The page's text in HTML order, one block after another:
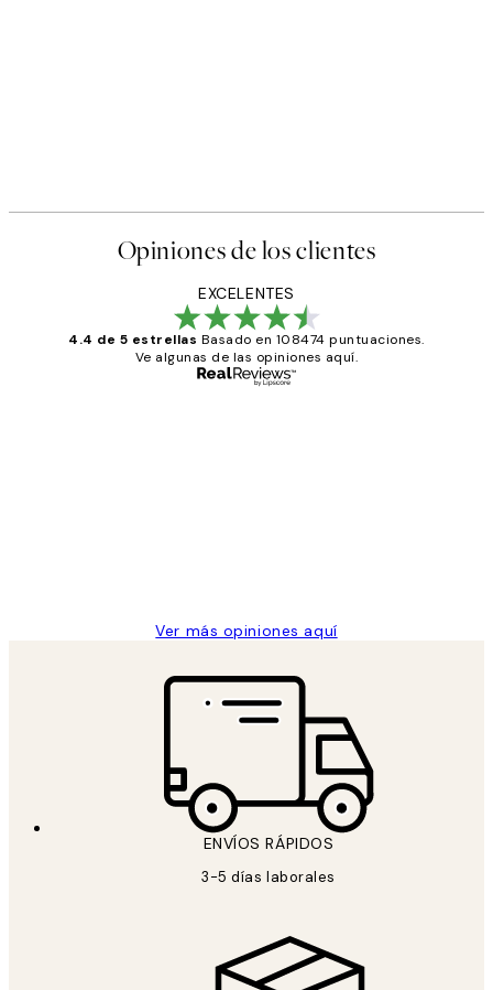
Opiniones de los clientes
EXCELENTES
4.4 de 5 estrellas Basado en 108474 puntuaciones.
Ve algunas de las opiniones aquí.
Ver más opiniones aquí
ENVÍOS RÁPIDOS
3-5 días laborales